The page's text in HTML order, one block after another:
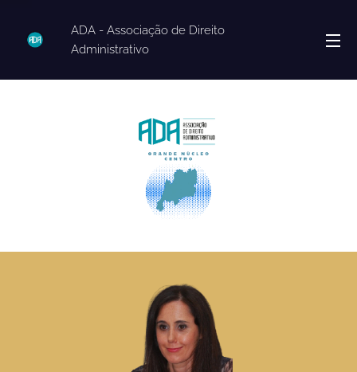
ADA - Associação de Direito
Administrativo